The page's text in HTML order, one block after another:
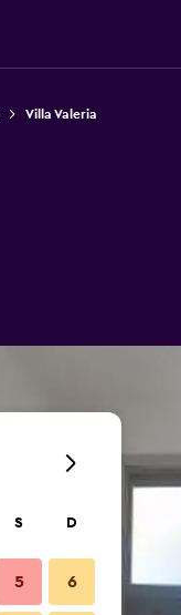
Villa Valeria
S D
5 6